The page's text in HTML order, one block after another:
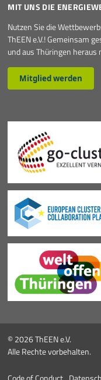
MIT UNS DIE
Nutzen Sie die
ThEEN e.V.! Gemeinsam
und aus Thüringen heraus
Mitglied werden
© 2026 ThEEN e.V.
Alle Rechte vorbehalten.